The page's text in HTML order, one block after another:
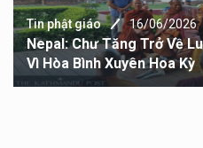
Tin phật giáo 16/06/2026
Nepal: Chư Tăng Trở Về
Vì Hòa Bình Xuyên Hoa Kỳ